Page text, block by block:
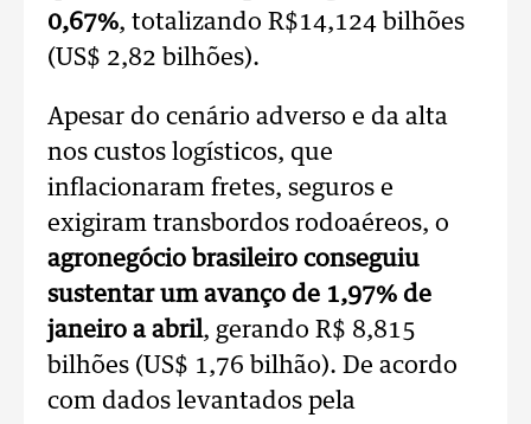
0,67%, totalizando R$14,124 bilhões
(US$ 2,82 bilhões).
Apesar do cenário adverso e da alta
nos custos logísticos, que
inflacionaram fretes, seguros e
exigiram transbordos rodoaéreos, o
agronegócio brasileiro conseguiu
sustentar um avanço de 1,97% de
janeiro a abril, gerando R$ 8,815
bilhões (US$ 1,76 bilhão). De acordo
com dados levantados pela